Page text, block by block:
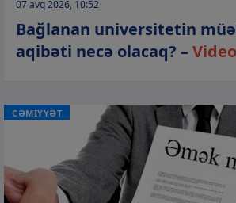
07 avq 2026, 10:52
Bağlanan universitetin
aqibəti necə olacaq? –Video
CƏMİYYƏT